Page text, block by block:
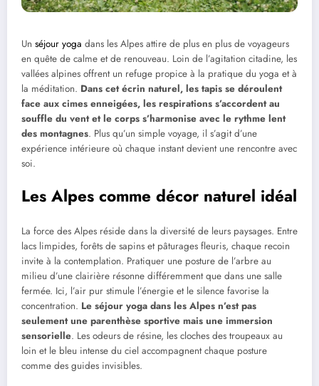
Un séjour yoga dans les Alpes attire de plus en plus de voyageurs
en quête de calme et de renouveau. Loin de l’agitation citadine, les
vallées alpines offrent un refuge propice à la pratique du yoga et à
la méditation. Dans cet écrin naturel, les tapis se déroulent
face aux cimes enneigées, les respirations s’accordent au
souffle du vent et le corps s’harmonise avec le rythme lent
des montagnes. Plus qu’un simple voyage, il s’agit d’une
expérience intérieure où chaque instant devient une rencontre avec
soi.
Les Alpes comme décor naturel idéal
La force des Alpes réside dans la diversité de leurs paysages. Entre
lacs limpides, forêts de sapins et pâturages fleuris, chaque recoin
invite à la contemplation. Pratiquer une posture de l’arbre au
milieu d’une clairière résonne différemment que dans une salle
fermée. Ici, l’air pur stimule l’énergie et le silence favorise la
concentration. Le séjour yoga dans les Alpes n’est pas
seulement une parenthèse sportive mais une immersion
sensorielle. Les odeurs de résine, les cloches des troupeaux au
loin et le bleu intense du ciel accompagnent chaque posture
comme des guides invisibles.